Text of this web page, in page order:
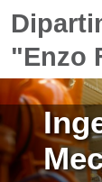
"Enzo
Immagine